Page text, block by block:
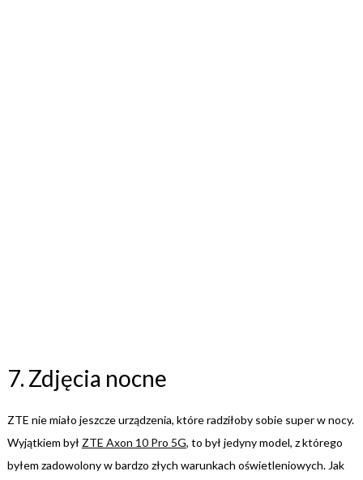
7. Zdjęcia nocne
ZTE nie miało jeszcze urządzenia, które radziłoby sobie super w nocy.
Wyjątkiem był ZTE Axon 10 Pro 5G, to był jedyny model, z którego
byłem zadowolony w bardzo złych warunkach oświetleniowych. Jak